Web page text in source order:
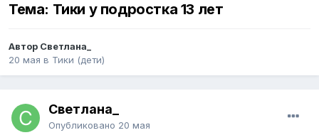
Тема: Тики у подростка 13 лет
Автор Светлана_
20 мая в Тики (дети)
Светлана_
Опубликовано 20 мая